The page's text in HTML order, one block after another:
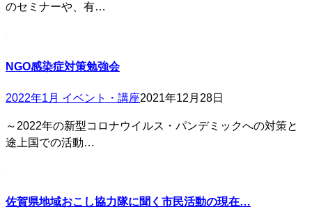
のセミナーや、有…
NGO感染症対策勉強会
2022年1月 イベント・講座2021年12月28日
～2022年の新型コロナウイルス・パンデミックへの対策と
途上国での活動…
佐賀県地域おこし協力隊に聞く市民活動の現在…